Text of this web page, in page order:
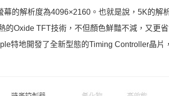
的解析度為4096×2160。也就是說，5K的解
的Oxide TFT技術，不但顏色鮮豔不減，又更
特地開發了全新型態的Timing Controller晶片